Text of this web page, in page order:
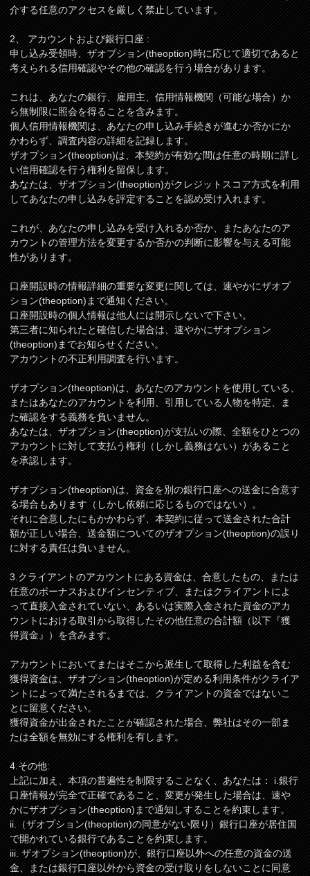
介する任意のアクセスを厳しく禁止しています。
2、 アカウントおよび銀行口座 :
申し込み受領時、ザオプション(theoption)時に応じて適切であると
考えられる信用確認やその他の確認を行う場合があります。
これは、あなたの銀行、雇用主、信用情報機関（可能な場合）か
ら無制限に照会を得ることを含みます。
個人信用情報機関は、あなたの申し込み手続きが進むか否かにか
かわらず、調査内容の詳細を記録します。
ザオプション(theoption)は、本契約が有効な間は任意の時期に詳し
い信用確認を行う権利を留保します。
あなたは、ザオプション(theoption)がクレジットスコア方式を利用
してあなたの申し込みを評定することを認め受け入れます。
これが、あなたの申し込みを受け入れるか否か、またあなたのア
カウントの管理方法を変更するか否かの判断に影響を与える可能
性があります。
口座開設時の情報詳細の重要な変更に関しては、速やかにザオプ
ション(theoption)まで通知ください。
口座開設時の個人情報は他人には開示しないで下さい。
第三者に知られたと確信した場合は、速やかにザオプション
(theoption)までお知らせください。
アカウントの不正利用調査を行います。
ザオプション(theoption)は、あなたのアカウントを使用している、
またはあなたのアカウントを利用、引用している人物を特定、ま
た確認をする義務を負いません。
あなたは、ザオプション(theoption)が支払いの際、全額をひとつの
アカウントに対して支払う権利（しかし義務はない）があること
を承認します。
ザオプション(theoption)は、資金を別の銀行口座への送金に合意す
る場合もあります（しかし依頼に応じるものではない）。
それに合意したにもかかわらず、本契約に従って送金された合計
額が正しい場合、送金額についてのザオプション(theoption)の誤り
に対する責任は負いません。
3.クライアントのアカウントにある資金は、合意したもの、または
任意のボーナスおよびインセンティブ、またはクライアントによ
って直接入金されていない、あるいは実際入金された資金のアカ
ウントにおける取引から取得したその他任意の合計額（以下『獲
得資金』）を含みます。
アカウントにおいてまたはそこから派生して取得した利益を含む
獲得資金は、ザオプション(theoption)が定める利用条件がクライア
ントによって満たされるまでは、クライアントの資金ではないこ
とに留意ください。
獲得資金が出金されたことが確認された場合、弊社はその一部ま
たは全額を無効にする権利を有します。
4.その他:
上記に加え、本項の普遍性を制限することなく、あなたは： i.銀行
口座情報が完全で正確であること、変更が発生した場合は、速や
かにザオプション(theoption)まで通知しすることを約束します。
ii.（ザオプション(theoption)の同意がない限り）銀行口座が居住国
で開かれている銀行であることを約束します。
iii. ザオプション(theoption)が、銀行口座以外への任意の資金の送
金、または銀行口座以外から資金の受け取りをしないことに同意